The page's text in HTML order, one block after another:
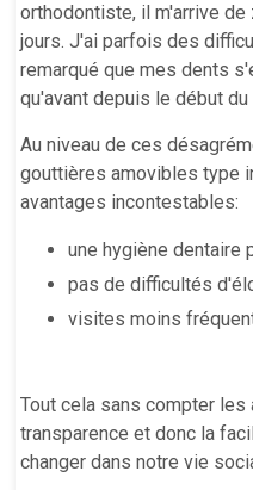
orthodontiste, il m'arrive
jours. J'ai parfois des
remarqué que mes dents
qu'avant depuis le début du
Au niveau de ces
gouttières amovibles type
avantages incontestables:
une hygiène dentaire
pas de difficultés
visites moins
Tout cela sans compter
transparence et donc la
changer dans notre vie